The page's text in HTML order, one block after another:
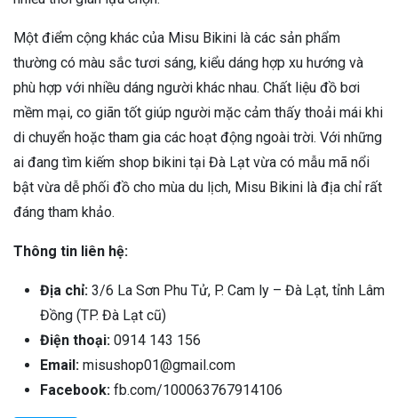
Một điểm cộng khác của Misu Bikini là các sản phẩm
thường có màu sắc tươi sáng, kiểu dáng hợp xu hướng và
phù hợp với nhiều dáng người khác nhau. Chất liệu đồ bơi
mềm mại, co giãn tốt giúp người mặc cảm thấy thoải mái khi
di chuyển hoặc tham gia các hoạt động ngoài trời. Với những
ai đang tìm kiếm shop bikini tại Đà Lạt vừa có mẫu mã nổi
bật vừa dễ phối đồ cho mùa du lịch, Misu Bikini là địa chỉ rất
đáng tham khảo.
Thông tin liên hệ:
Địa chỉ: 3/6 La Sơn Phu Tử, P. Cam ly – Đà Lạt, tỉnh Lâm
Đồng (TP. Đà Lạt cũ)
Điện thoại: 0914 143 156
Email: misushop01@gmail.com
Facebook: fb.com/100063767914106